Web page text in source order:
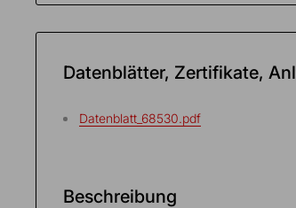
Datenblätter, Zertifikate,
Datenblatt_68530.pdf
Beschreibung